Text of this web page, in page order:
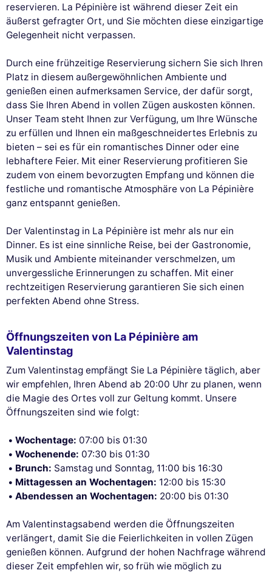
reservieren. La Pépinière ist während dieser Zeit ein
äußerst gefragter Ort, und Sie möchten diese einzigartige
Gelegenheit nicht verpassen.
Durch eine frühzeitige Reservierung sichern Sie sich Ihren
Platz in diesem außergewöhnlichen Ambiente und
genießen einen aufmerksamen Service, der dafür sorgt,
dass Sie Ihren Abend in vollen Zügen auskosten können.
Unser Team steht Ihnen zur Verfügung, um Ihre Wünsche
zu erfüllen und Ihnen ein maßgeschneidertes Erlebnis zu
bieten – sei es für ein romantisches Dinner oder eine
lebhaftere Feier. Mit einer Reservierung profitieren Sie
zudem von einem bevorzugten Empfang und können die
festliche und romantische Atmosphäre von La Pépinière
ganz entspannt genießen.
Der Valentinstag in La Pépinière ist mehr als nur ein
Dinner. Es ist eine sinnliche Reise, bei der Gastronomie,
Musik und Ambiente miteinander verschmelzen, um
unvergessliche Erinnerungen zu schaffen. Mit einer
rechtzeitigen Reservierung garantieren Sie sich einen
perfekten Abend ohne Stress.
Öffnungszeiten von La Pépinière am
Valentinstag
Zum Valentinstag empfängt Sie La Pépinière täglich, aber
wir empfehlen, Ihren Abend ab 20:00 Uhr zu planen, wenn
die Magie des Ortes voll zur Geltung kommt. Unsere
Öffnungszeiten sind wie folgt:
Wochentage: 07:00 bis 01:30
Wochenende: 07:30 bis 01:30
Brunch: Samstag und Sonntag, 11:00 bis 16:30
Mittagessen an Wochentagen: 12:00 bis 15:30
Abendessen an Wochentagen: 20:00 bis 01:30
Am Valentinstagsabend werden die Öffnungszeiten
verlängert, damit Sie die Feierlichkeiten in vollen Zügen
genießen können. Aufgrund der hohen Nachfrage während
dieser Zeit empfehlen wir, so früh wie möglich zu